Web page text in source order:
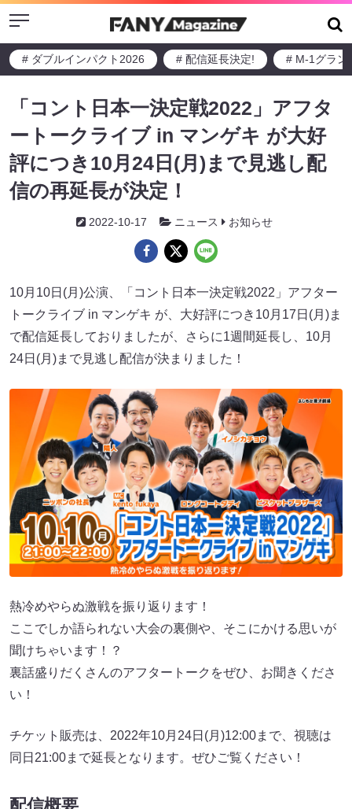
Menu
# ダブルインパクト2026 # 配信延長決定! # M-1グラン
「コント日本一決定戦2022」アフタ
ートークライブ in マンゲキ が大好
評につき10月24日(月)まで見逃し配
信の再延長が決定！
2022-10-17 ニュース お知らせ
10月10日(月)公演、「コント日本一決定戦2022」アフター
トークライブ in マンゲキ が、大好評につき10月17日(月)ま
で配信延長しておりましたが、さらに1週間延長し、10月
24日(月)まで見逃し配信が決まりました！
熱冷めやらぬ激戦を振り返ります！
ここでしか語られない大会の裏側や、そこにかける思いが
聞けちゃいます！？
裏話盛りだくさんのアフタートークをぜひ、お聞きくださ
い！
チケット販売は、2022年10月24日(月)12:00まで、視聴は
同日21:00まで延長となります。ぜひご覧ください！